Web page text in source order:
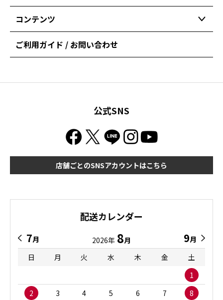
コンテンツ
ご利用ガイド / お問い合わせ
公式SNS
店舗ごとのSNSアカウントはこちら
配送カレンダー
7月 2026年 8月 9月
日
月 火 水 木 金
土
1
2
3 4 5 6 7 8